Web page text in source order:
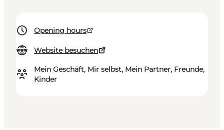
Opening hours
Website besuchen
Mein Geschäft, Mir selbst, Mein Partner, Freunde,
Kinder